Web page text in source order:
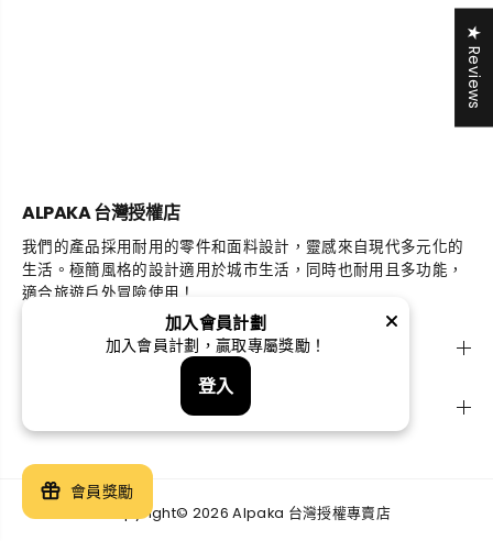
ALPAKA 台灣授權店
我們的產品採用耐用的零件和面料設計，靈感來自現代多元化的
生活。極簡風格的設計適用於城市生活，同時也耐用且多功能，
適合旅遊戶外冒險使用！
Copyright© 2026 Alpaka 台灣授權專賣店
★ Reviews
會員獎勵
加入會員計劃
加入會員計劃，贏取專屬獎勵！
登入